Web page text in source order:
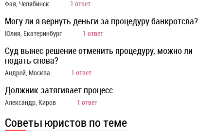
Фая, Челябинск 1 ответ
Могу ли я вернуть деньги за процедуру банкротсва?
Юлия, Екатеринбург 1 ответ
Суд вынес решение отменить процедуру, можно ли
подать снова?
Андрей, Москва 1 ответ
Должник затягивает процесс
Александр, Киров 1 ответ
Советы юристов по теме